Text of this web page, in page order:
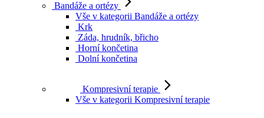
Bandáže a ortézy
Vše v kategorii Bandáže a ortézy
Krk
Záda, hrudník, břicho
Horní končetina
Dolní končetina
Vše v kategorii Kompresivní terapie